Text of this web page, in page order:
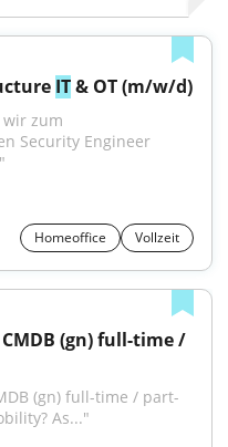
IT & OT (m/w/d)
zum
Security Engineer
Homeoffice Vollzeit
(gn) full-time /
(gn) full-time / part-
As..."